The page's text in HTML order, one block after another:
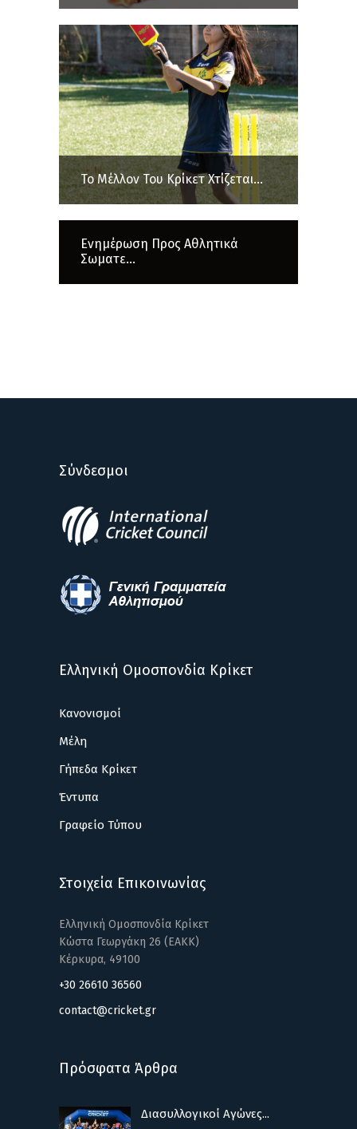
Το Μέλλον Του Κρίκετ Χτίζεται...
Ενημέρωση Προς Αθλητικά
Σωματε...
Σύνδεσμοι
Ελληνική Ομοσπονδία Κρίκετ
Κανονισμοί
Μέλη
Γήπεδα Κρίκετ
Έντυπα
Γραφείο Τύπου
Στοιχεία Επικοινωνίας
Ελληνική Ομοσπονδία Κρίκετ
Κώστα Γεωργάκη 26 (ΕΑΚΚ)
Κέρκυρα, 49100
+30 26610 36560
contact@cricket.gr
Πρόσφατα Άρθρα
Διασυλλογικοί Αγώνες...